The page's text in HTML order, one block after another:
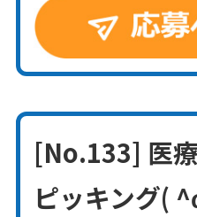
[No.133] 医
ピッキング(